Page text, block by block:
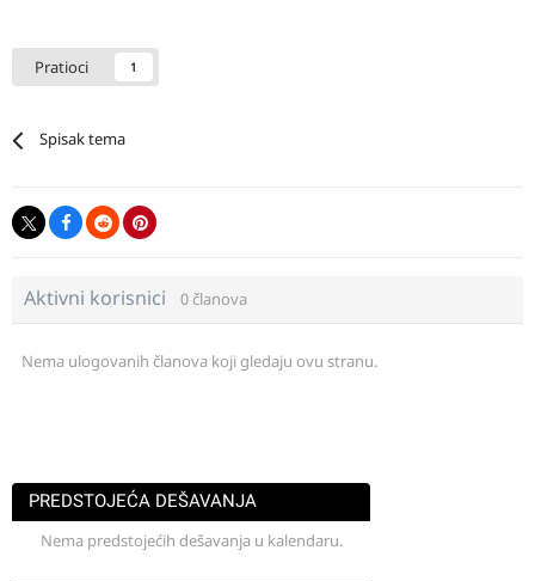
Pratioci 1
Spisak tema
Aktivni korisnici 0 članova
Nema ulogovanih članova koji gledaju ovu stranu.
PREDSTOJEĆA DEŠAVANJA
Nema predstojećih dešavanja u kalendaru.